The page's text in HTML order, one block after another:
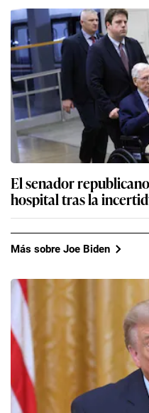
El senador
hospital tras la
Más sobre Joe Biden